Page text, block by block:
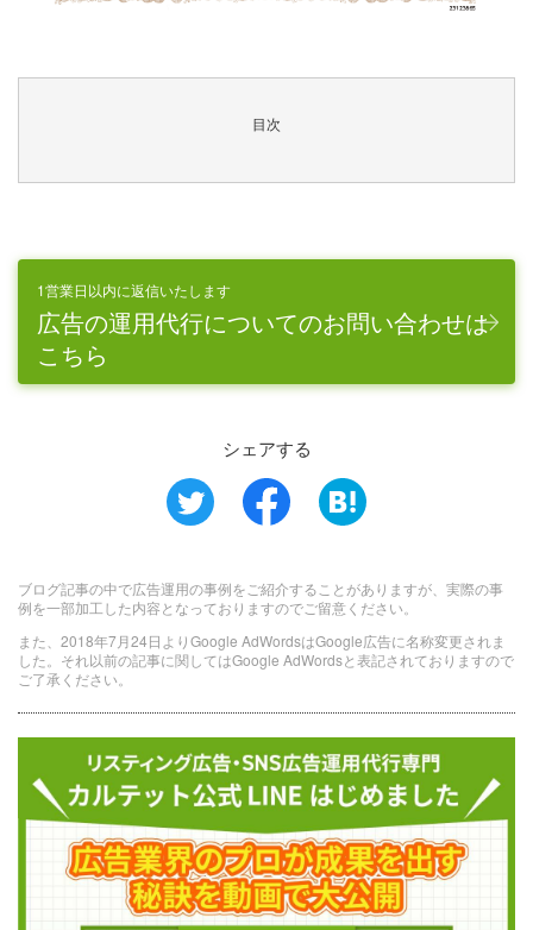
目次
1営業日以内に返信いたします
広告の運用代行についてのお問い合わせは
こちら
シェアする
ブログ記事の中で広告運用の事例をご紹介することがありますが、実際の事
例を一部加工した内容となっておりますのでご留意ください。
また、2018年7月24日よりGoogle AdWordsはGoogle広告に名称変更されま
した。それ以前の記事に関してはGoogle AdWordsと表記されておりますので
ご了承ください。